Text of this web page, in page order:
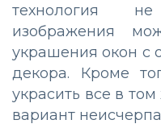
технология
изображения
украшения окон с
декора. Кроме
украсить все в
вариант